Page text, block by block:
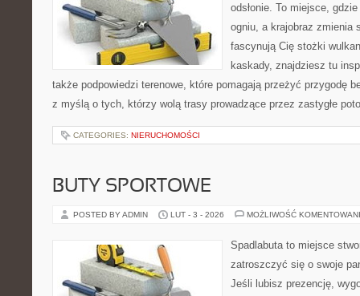
odsłonie. To miejsce,
ogniu, a krajobraz zmienia
fascynują Cię stożki
kaskady, znajdziesz tu
także podpowiedzi terenowe, które pomagają przeżyć przygodę
z myślą o tych, którzy wolą trasy prowadzące przez zastygłe
CATEGORIES: NIERUCHOMOŚCI
BUTY SPORTOWE
POSTED BY ADMIN LUT - 3 - 2026 MOŻLIWOŚĆ
Spadlabuta to miejsce
zatroszczyć się o swoje
Jeśli lubisz prezencję,